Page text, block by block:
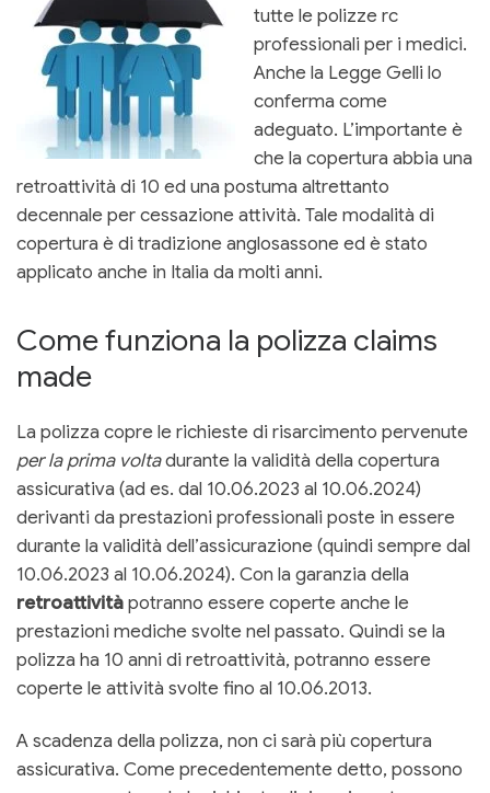
tutte le polizze rc
professionali per i medici.
Anche la Legge Gelli lo
conferma come
adeguato. L’importante è
che la copertura abbia una
retroattività di 10 ed una postuma altrettanto
decennale per cessazione attività. Tale modalità di
copertura è di tradizione anglosassone ed è stato
applicato anche in Italia da molti anni.
Come funziona la polizza claims
made
La polizza copre le richieste di risarcimento pervenute
per la prima voltadurante la validità della copertura
assicurativa (ad es. dal 10.06.2023 al 10.06.2024)
derivanti da prestazioni professionali poste in essere
durante la validità dell’assicurazione (quindi sempre dal
10.06.2023 al 10.06.2024). Con la garanzia della
retroattivitàpotranno essere coperte anche le
prestazioni mediche svolte nel passato. Quindi se la
polizza ha 10 anni di retroattività, potranno essere
coperte le attività svolte fino al 10.06.2013.
A scadenza della polizza, non ci sarà più copertura
assicurativa. Come precedentemente detto, possono